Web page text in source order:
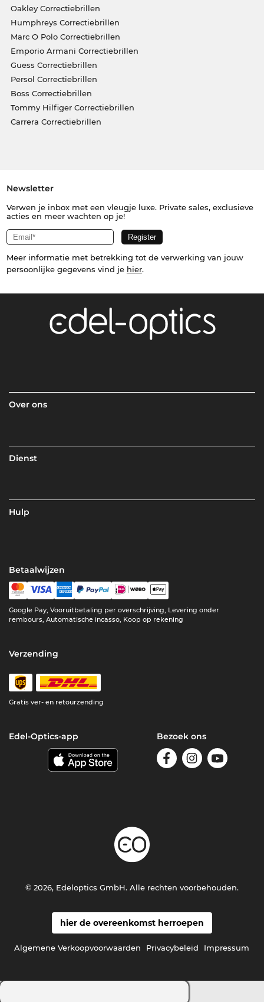
Oakley Correctiebrillen
Humphreys Correctiebrillen
Marc O Polo Correctiebrillen
Emporio Armani Correctiebrillen
Guess Correctiebrillen
Persol Correctiebrillen
Boss Correctiebrillen
Tommy Hilfiger Correctiebrillen
Carrera Correctiebrillen
Newsletter
Verwen je inbox met een vleugje luxe. Private sales, exclusieve
acties en meer wachten op je!
Meer informatie met betrekking tot de verwerking van jouw
persoonlijke gegevens vind je hier.
Over ons
Dienst
Hulp
Betaalwijzen
Google Pay, Vooruitbetaling per overschrijving, Levering onder
rembours, Automatische incasso, Koop op rekening
Verzending
Gratis ver- en retourzending
Edel-Optics-app Bezoek ons
hier de overeenkomst herroepen
Algemene Verkoopvoorwaarden Privacybeleid Impressum
© 2026, Edeloptics GmbH. Alle rechten voorbehouden.